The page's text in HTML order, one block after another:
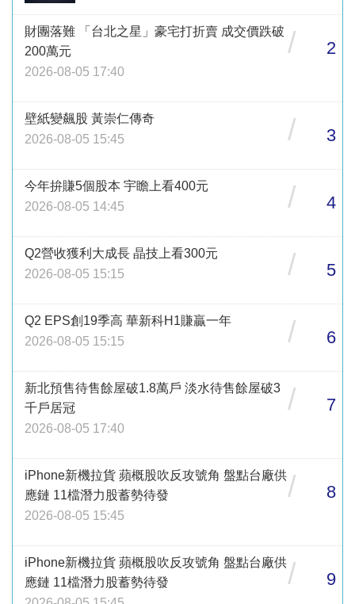
財團落難 「台北之星」豪宅打折賣 成交價跌破
200萬元
2026-08-05 17:40
/ 2
壁紙變飆股 黃崇仁傳奇
2026-08-05 15:45
/ 3
今年拚賺5個股本 宇瞻上看400元
2026-08-05 14:45
/ 4
Q2營收獲利大成長 晶技上看300元
2026-08-05 15:15
/ 5
Q2 EPS創19季高 華新科H1賺贏一年
2026-08-05 15:15
/ 6
新北預售待售餘屋破1.8萬戶 淡水待售餘屋破3
千戶居冠
2026-08-05 17:40
/ 7
iPhone新機拉貨 蘋概股吹反攻號角 盤點台廠供
應鏈 11檔潛力股蓄勢待發
2026-08-05 15:45
/ 8
iPhone新機拉貨 蘋概股吹反攻號角 盤點台廠供
應鏈 11檔潛力股蓄勢待發
/ 9